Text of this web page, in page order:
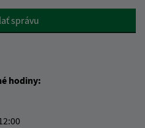
správu
hodiny: